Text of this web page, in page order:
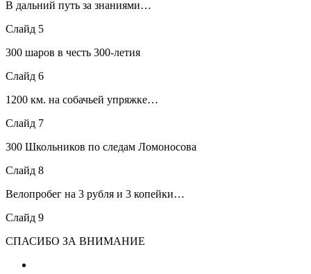
В дальний путь за знаниями…
Слайд 5
300 шаров в честь 300-летия
Слайд 6
1200 км. на собачьей упряжке…
Слайд 7
300 Школьников по следам Ломоносова
Слайд 8
Велопробег на 3 рубля и 3 копейки…
Слайд 9
СПАСИБО ЗА ВНИМАНИЕ